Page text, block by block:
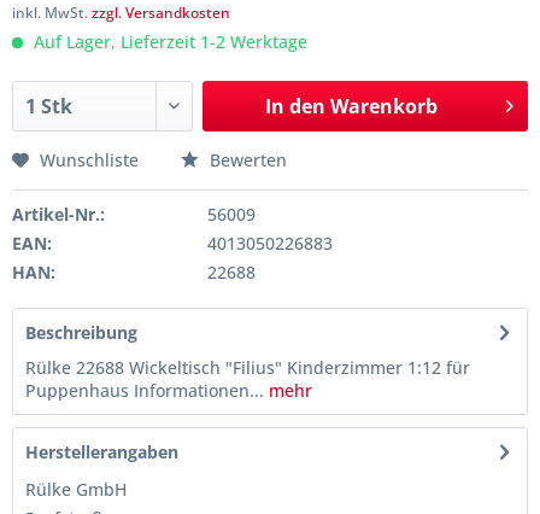
inkl. MwSt.zzgl. Versandkosten
Auf Lager, Lieferzeit 1-2 Werktage
In den Warenkorb
Wunschliste Bewerten
Artikel-Nr.:
56009
EAN:
4013050226883
HAN:
22688
Beschreibung
Rülke 22688 Wickeltisch "Filius" Kinderzimmer 1:12 für
Puppenhaus Informationen... mehr
Herstellerangaben
Rülke GmbH